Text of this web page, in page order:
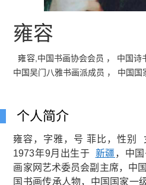
雍容
雍容,中国书画协会会员 ， 中国诗
中国吴门八雅书画派成员 ， 中国国
个人简介
雍容，字雅，号 菲比，性别
1973年9月出生于 新疆 ，中
画家网艺术委员会副主席，中
国书画传承人物，中国国家一